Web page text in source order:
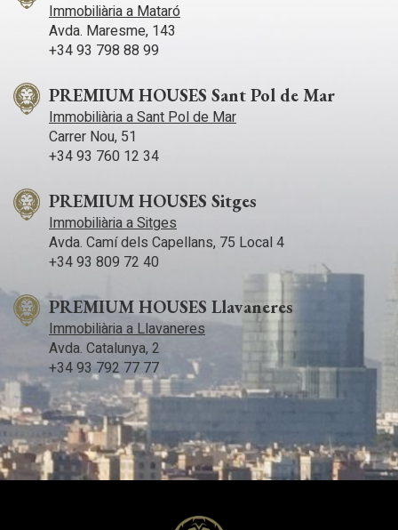
Immobiliària a Mataró
Avda. Maresme, 143
+34 93 798 88 99
PREMIUM HOUSES Sant Pol de Mar
Immobiliària a Sant Pol de Mar
Carrer Nou, 51
+34 93 760 12 34
PREMIUM HOUSES Sitges
Immobiliària a Sitges
Avda. Camí­ dels Capellans, 75 Local 4
+34 93 809 72 40
PREMIUM HOUSES Llavaneres
Immobiliària a Llavaneres
Avda. Catalunya, 2
+34 93 792 77 77